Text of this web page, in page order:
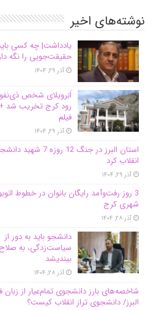
نوشته‌های اخیر
یادداشت| ‌چه کسی
حقیقت‌جویی را نگه
آذر ۲۹, ۱۴۰۴
اَبَر‌ویلای شخص
رود کرج تخریب شد
فیلم
آذر ۲۹, ۱۴۰۴
استان البرز در جنگ 12 روزه
انقلاب کرد
آذر ۲۹, ۱۴۰۴
3 روز رفت‌وآمد رایگان بانوان در خطوط
شهری کرج
آذر ۲۸, ۱۴۰۴
دانشجو باید به دور از
سیاست‌زدگی، به
بیندیشد
آذر ۲۸, ۱۴۰۴
شاخصه‌های بارز دانشجوی تمام‌عیار از زبان
البرز/ دانشجوی تراز انقلاب کیست؟